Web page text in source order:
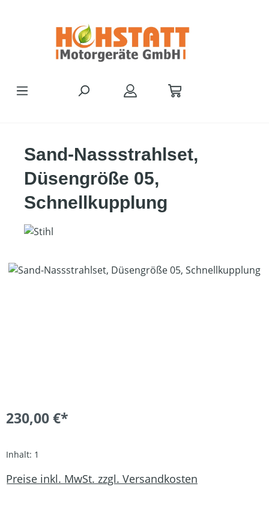
Sand-Nassstrahlset,
Düsengröße 05,
Schnellkupplung
Bildergalerie überspringen
230,00 €*
Inhalt: 1
Preise inkl. MwSt. zzgl. Versandkosten